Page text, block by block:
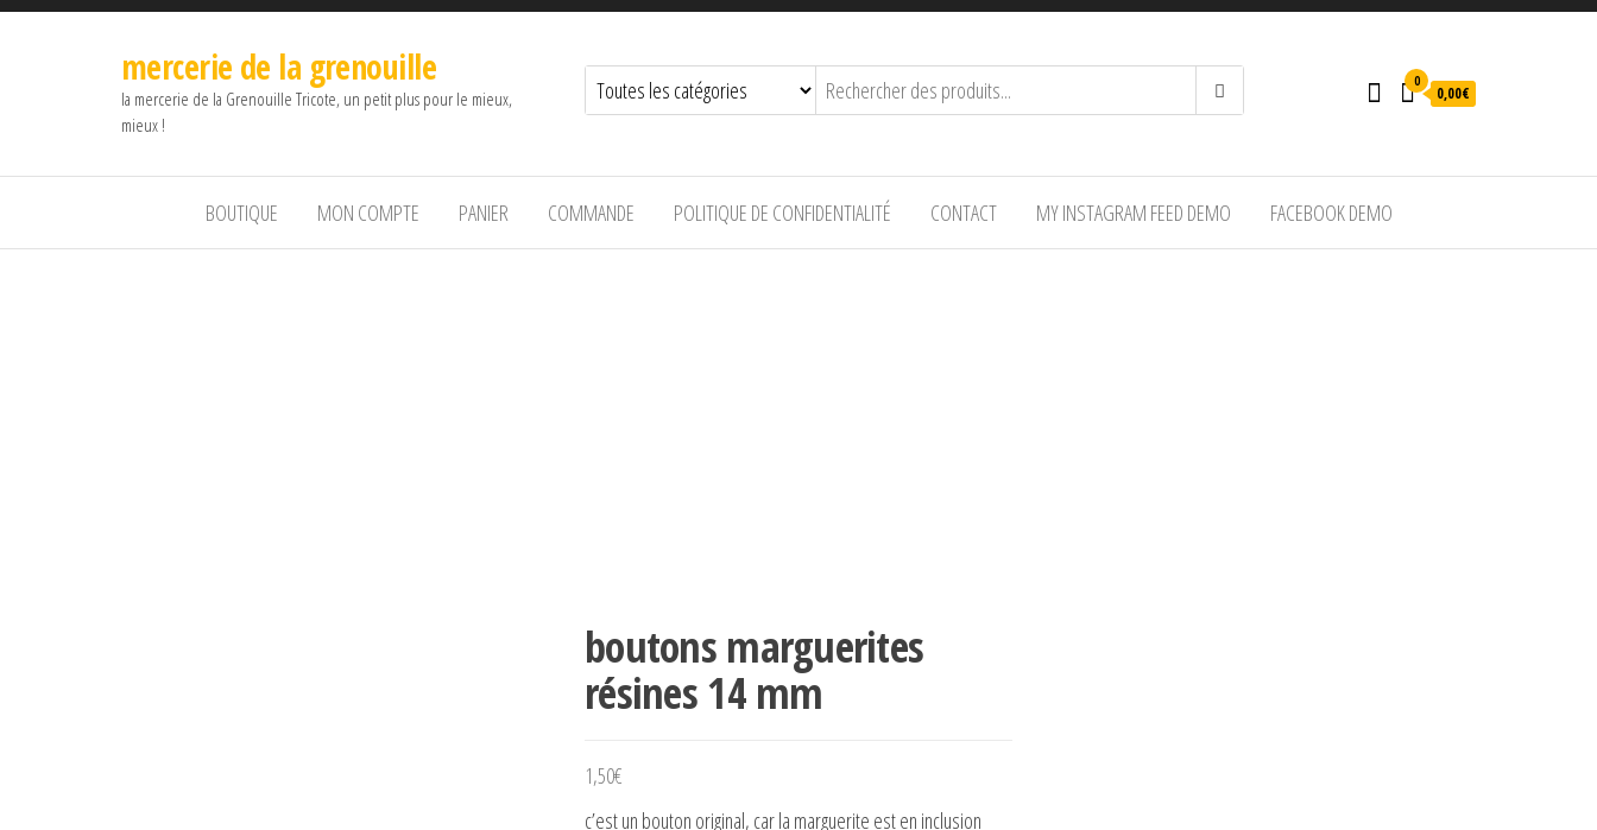
mercerie de la grenouille
la mercerie de la Grenouille Tricote, un petit plus pour le mieux,
mieux !
0
0,00€
BOUTIQUE MON COMPTE PANIER COMMANDE POLITIQUE DE CONFIDENTIALITÉ CONTACT MY INSTAGRAM FEED DEMO FACEBOOK DEMO
boutons marguerites
résines 14 mm
1,50€
c’est un bouton original, car la marguerite est en inclusion